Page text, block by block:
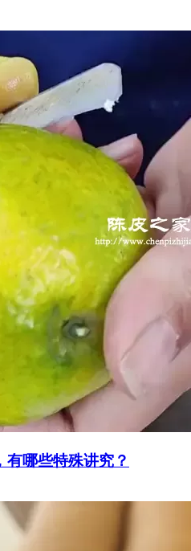
有哪些特殊讲究？